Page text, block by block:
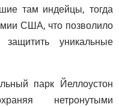
там индейцы, тогда
США, что позволило
защитить уникальные
парк Йеллоустон
нетронутыми